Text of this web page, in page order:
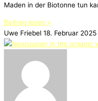
Maden in der Biotonne tun
Beitrag lesen »
Uwe Friebel 18. Februar 2025